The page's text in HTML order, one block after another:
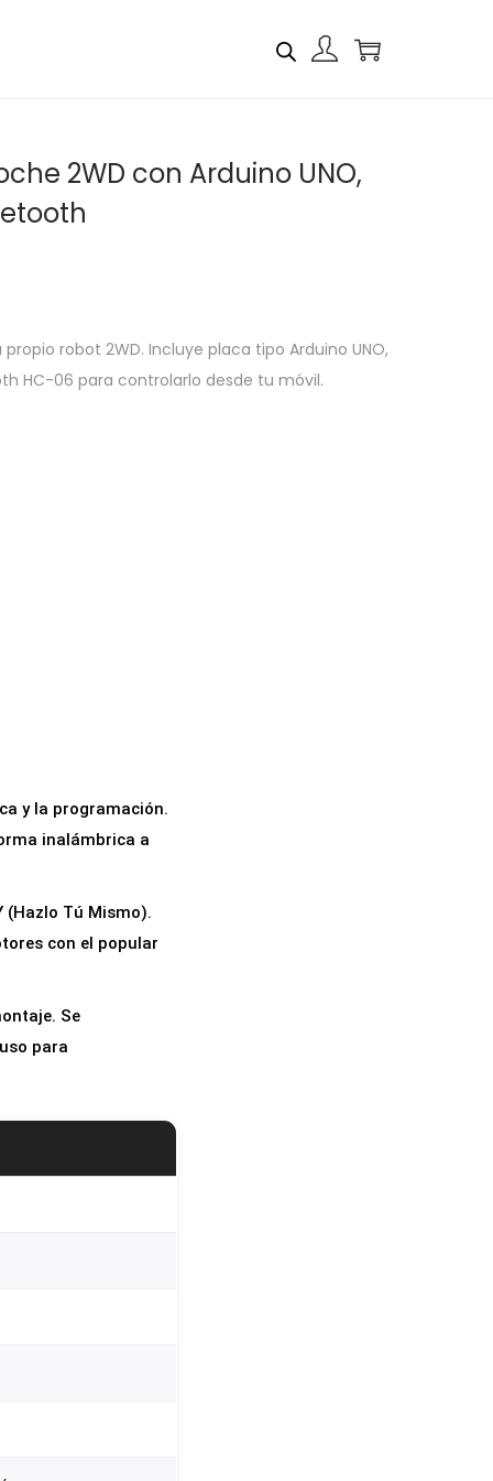
2WD con Arduino UNO,
robot 2WD. Incluye placa tipo Arduino UNO,
HC-06 para controlarlo desde tu móvil.
y la programación.
inalámbrica a
(Hazlo Tú Mismo).
con el popular
Se
para